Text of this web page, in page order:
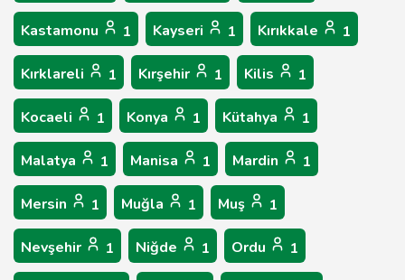
Kastamonu 1 Kayseri 1 Kırıkkale 1
Kırklareli 1 Kırşehir 1 Kilis 1
Kocaeli 1 Konya 1 Kütahya 1
Malatya 1 Manisa 1 Mardin 1
Mersin 1 Muğla 1 Muş 1
Nevşehir 1 Niğde 1 Ordu 1